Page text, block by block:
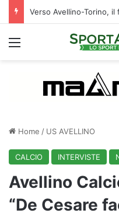
Verso Avellino-Torino, il
Menu
Home / US AVELLINO
CALCIO INTERVISTE
Avellino
“De Cesare